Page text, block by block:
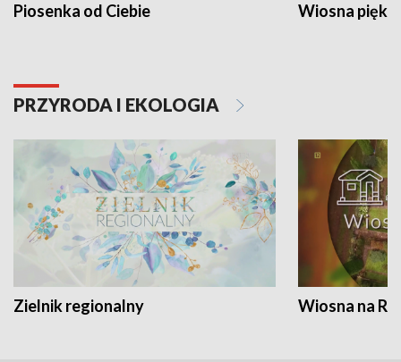
Piosenka od Ciebie Wiosna
PRZYRODA I EKOLOGIA
Zielnik regionalny Wiosna na